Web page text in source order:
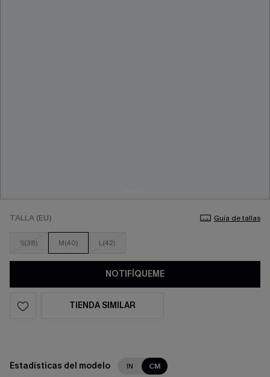
TALLA (EU) Guía de tallas
S(38) M(40) L(42)
NOTIFÍQUEME
TIENDA SIMILAR
Estadísticas del modelo IN CM